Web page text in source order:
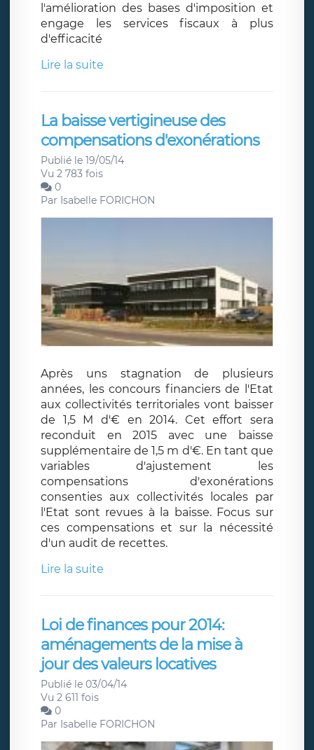
l'amélioration des bases d'imposition et
engage les services fiscaux à plus
d'efficacité
Lire la suite
La baisse vertigineuse des
compensations d'exonérations
Publié le 19/05/14
Vu 2 783 fois
0
Par Isabelle FORICHON
Après uns stagnation de plusieurs
années, les concours financiers de l'Etat
aux collectivités territoriales vont baisser
de 1,5 M d'€ en 2014. Cet effort sera
reconduit en 2015 avec une baisse
supplémentaire de 1,5 m d'€. En tant que
variables d'ajustement les
compensations d'exonérations
consenties aux collectivités locales par
l'Etat sont revues à la baisse. Focus sur
ces compensations et sur la nécessité
d'un audit de recettes.
Lire la suite
Loi de finances pour 2014:
aménagements de la mise à
jour des valeurs locatives
Publié le 03/04/14
Vu 2 611 fois
0
Par Isabelle FORICHON